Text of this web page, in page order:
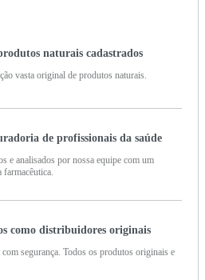
naturais cadastrados
vasta original de produtos naturais.
de profissionais da saúde
e analisados por nossa equipe com um
como distribuidores originais
segurança. Todos os produtos originais e